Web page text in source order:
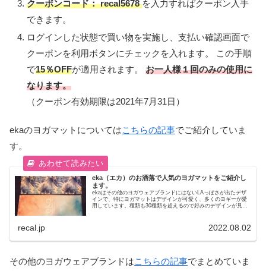
クーポンコード： recal5678を入力すればクーポン入手
できます。
ログインした状態で買い物を実施し、支払い確認画面で
クーポンを利用ボタンにチェックを入れます。 この手順
で15％OFFが適用されます。 お一人様１回のみの使用に
なります。
（クーポン有効期限は2021年7月31日）
ekaのヨガマットについてはこちらの記事でご紹介していま
す。
eka（エカ）のお洒落で人気のヨガマットをご紹介し
ます。
ekaはその他のヨガウェアブランドにはないLAっぽさが出たデザ
インで、特にヨガマットはデザインが可愛く、多くのヨギーが愛
用しています。種類も30種類を超えるので好みのデザインが見つ
recal.jp 2022.08.02
その他のヨガウェアブランドはこちらの記事でまとめていま